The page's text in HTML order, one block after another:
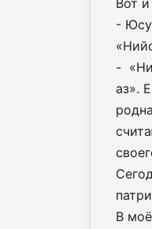
Вот
-
-
аз».
В